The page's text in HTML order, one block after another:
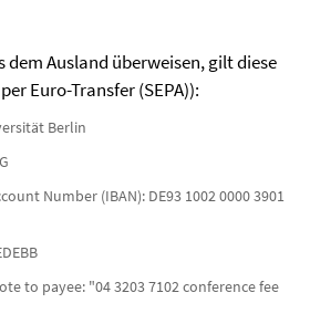
dem Ausland überweisen, gilt diese
Euro-Transfer (SEPA)):
Berlin
Number (IBAN): DE93 1002 0000 3901
to payee: "04 3203 7102 conference fee